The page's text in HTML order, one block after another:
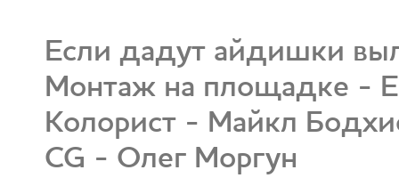
Если дадут айдишки
Монтаж на площадке -
Колорист - Майкл
CG - Олег Моргун